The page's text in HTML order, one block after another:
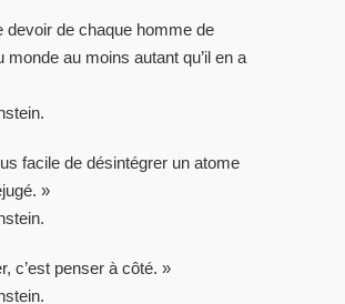
devoir de chaque homme de
monde au moins autant qu’il en a
facile de désintégrer un atome
»
c’est penser à côté. »